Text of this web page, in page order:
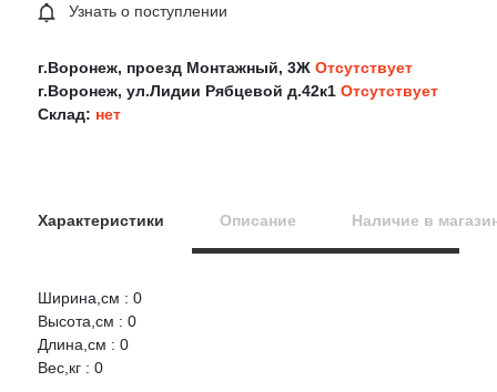
Узнать о поступлении
г.Воронеж, проезд Монтажный, 3Ж Отсутствует
г.Воронеж, ул.Лидии Рябцевой д.42к1 Отсутствует
Склад: нет
Характеристики Описание Наличие в
Ширина,см : 0
Высота,см : 0
Длина,см : 0
Вес,кг : 0
Оцените товар:
Ваше имя